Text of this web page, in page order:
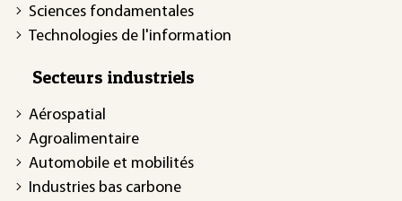
Sciences fondamentales
Technologies de l'information
Secteurs industriels
Aérospatial
Agroalimentaire
Automobile et mobilités
Industries bas carbone